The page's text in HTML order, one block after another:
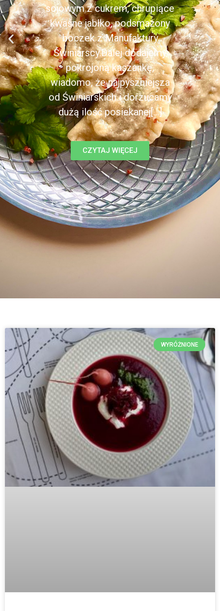
sojowym z cukrem, chrupiące
kwaśne jabłko, podsmażony
boczek z Manufaktury
Świniarscy.Dalej dodajemy
pokrojoną kaszankę,
wiadomo, że najpyszniejsza
od Świniarskich i dorzucamy
dużą ilość posiekanej[...]
CZYTAJ WIĘCEJ
WYRÓŻNIONE